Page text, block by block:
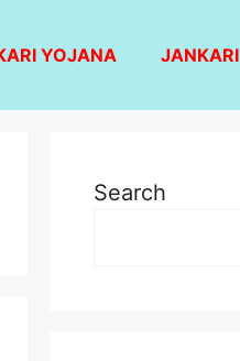
YOJANA JANKARI
Search